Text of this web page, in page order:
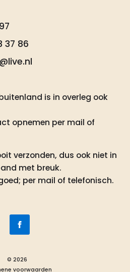
37 86
is in overleg ook
opnemen per mail of
verzonden, dus ook niet in
met breuk.
per mail of telefonisch.
© 2026
voorwaarden